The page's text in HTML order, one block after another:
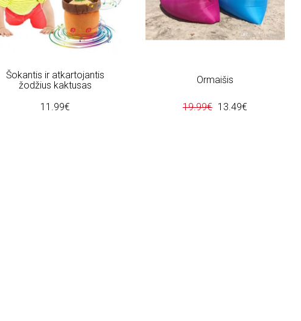
Šokantis ir atkartojantis
žodžius kaktusas
11.99€
Ormaišis
19.99€ 13.49€